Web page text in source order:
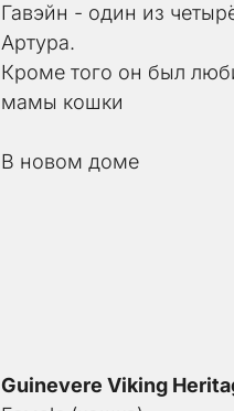
Гавэйн - один из
Артура.
Кроме того он был
мамы кошки
В новом доме
Guinevere Viking